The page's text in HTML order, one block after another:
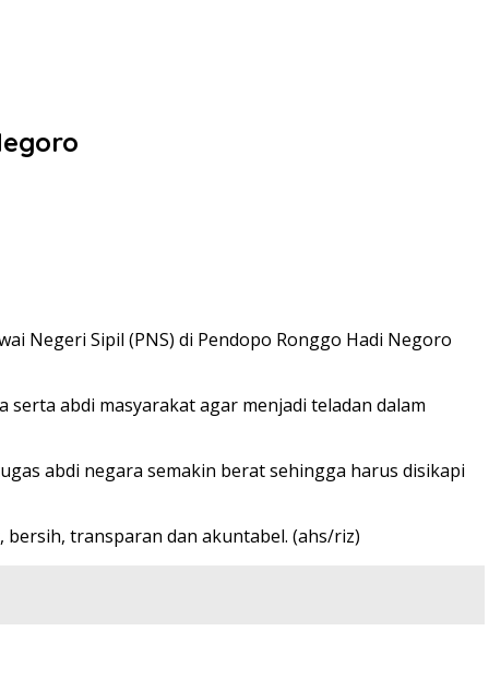
Negeri Sipil (PNS) di Pendopo Ronggo Hadi Negoro
abdi masyarakat agar menjadi teladan dalam
abdi negara semakin berat sehingga harus disikapi
transparan dan akuntabel. (ahs/riz)